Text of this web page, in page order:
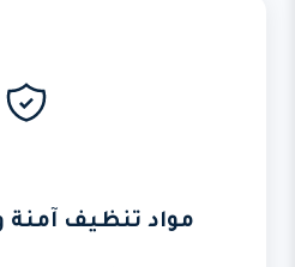
مواد تنظيف آمنة